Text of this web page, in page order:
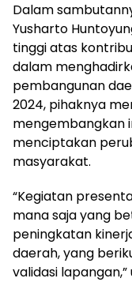
Dalam
Yusharto
tinggi atas
dalam
pembangunan
2024, pihaknya
mengembangkan
menciptakan
masyarakat.
“Kegiatan
mana saja yang
peningkatan
daerah, yang
validasi